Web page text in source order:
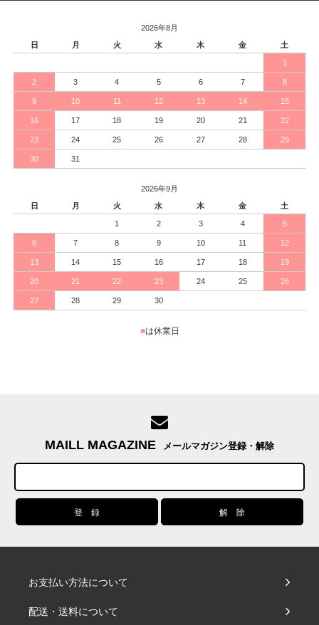
2026年8月
日
月 火 水 木 金 土
1
2 3 4 5 6 7 8
9 10 11 12 13 14 15
16 17 18 19 20 21 22
23 24 25 26 27 28 29
30 31
2026年9月
日
月 火 水 木 金 土
1 2 3 4 5
6 7 8 9 10 11 12
13 14 15 16 17 18 19
20 21 22 23 24 25 26
27 28 29 30
■は休業日
MAILL MAGAZINE メールマガジン登録・解除
お支払い方法について
配送・送料について